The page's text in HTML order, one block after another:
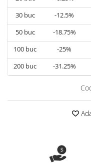
Evenimente
Botez pentru copii
Valentines Day
8 Martie
Ziua Tatalui
Ziua Copilului
Craciun / An nou
30buc -12.5%
50buc -18.75%
100 buc -25%
200 buc -31.25%